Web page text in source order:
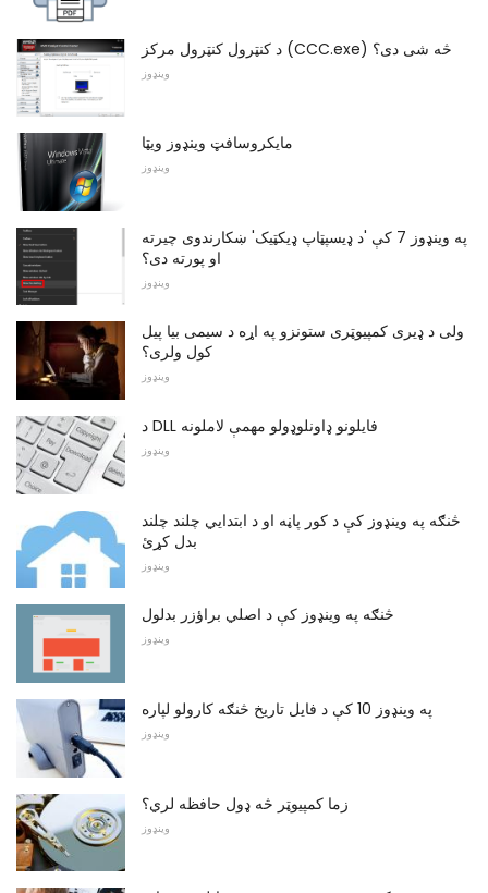
د کنټرول کنټرول مرکز (CCC.exe) څه شی دی؟
وینډوز
مایکروسافټ وینډوز ویټا
وینډوز
په وینډوز 7 کې 'د ډیسپټاپ ډیکټیک' ښکارندوی چیرته
او پورته دی؟
وینډوز
ولی د ډیری کمپیوټری ستونزو په اړه د سیمی بیا پیل
کول ولری؟
وینډوز
د DLL فایلونو ډاونلوډولو مهمې لاملونه
وینډوز
څنګه په وینډوز کې د کور پاڼه او د ابتدايي چلند چلند
بدل کړئ
وینډوز
څنګه په وینډوز کې د اصلي براؤزر بدلول
وینډوز
په وینډوز 10 کې د فایل تاریخ څنګه کارولو لپاره
وینډوز
زما کمپیوټر څه ډول حافظه لري؟
وینډوز